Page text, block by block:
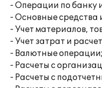
- Операции по банку
- Основные средства
- Учет материалов,
- Учет затрат и
- Валютные операции;
- Расчеты с
- Расчеты с